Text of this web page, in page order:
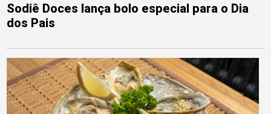
Sodiê Doces lança bolo especial para o Dia
dos Pais